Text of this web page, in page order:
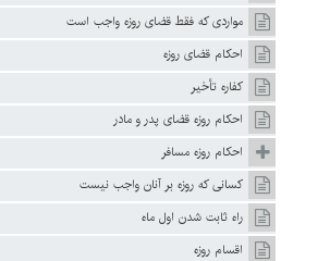
مواردی که فقط قضای روزه واجب است
احکام قضای روزه
کفاره تأخیر
احکام روزه قضای پدر و مادر
احکام روزه مسافر
كسانى كه روزه بر آنان واجب نيست
راه ثابت شدن اول ماه
اقسام روزه